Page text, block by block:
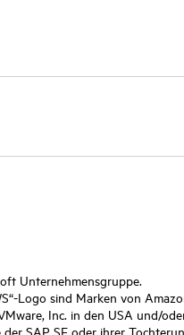
Unternehmensgruppe.
Logo sind Marken von
Inc. in den USA und/
SAP SE oder ihrer